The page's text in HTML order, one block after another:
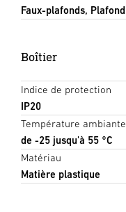
Faux-plafonds, Plafond
Boîtier
Indice de protection
IP20
Température ambiante
de -25 jusqu'à 55 °C
Matériau
Matière plastique